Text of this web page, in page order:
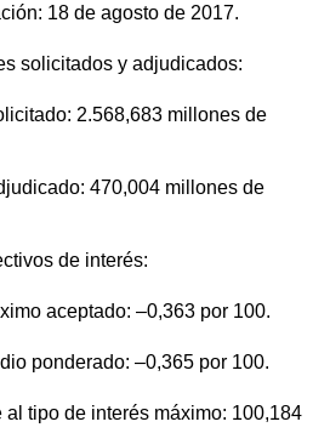
18 de agosto de 2017.
solicitados y adjudicados:
2.568,683 millones de
470,004 millones de
de interés:
aceptado: –0,363 por 100.
ponderado: –0,365 por 100.
tipo de interés máximo: 100,184